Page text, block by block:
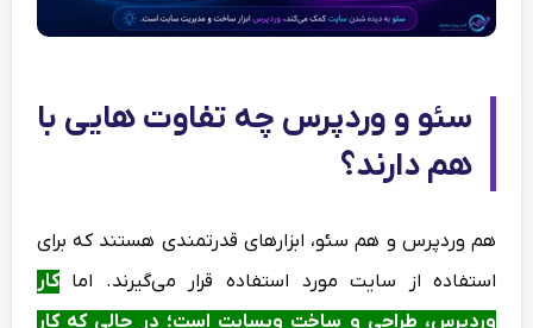
سئو و وردپرس چه تفاوت هایی با
هم دارند؟
هم وردپرس و هم سئو، ابزارهای قدرتمندی هستند که برای
استفاده از سایت مورد استفاده قرار می‌گیرند. اماکار
وردپرس، طراحی و ساخت وبسایت است؛ در حالی که کار